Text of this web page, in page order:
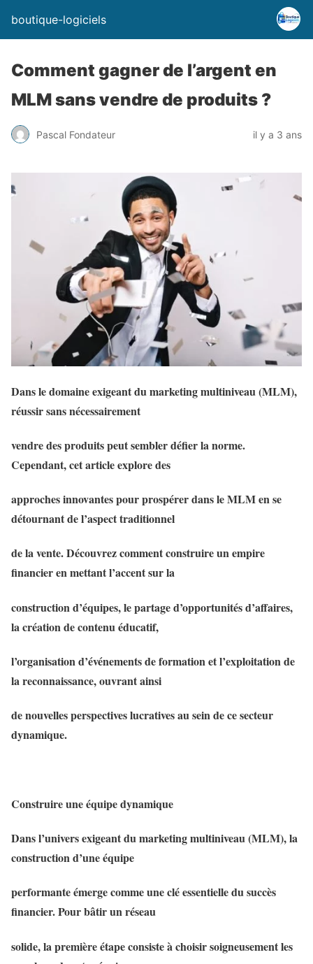
boutique-logiciels
Comment gagner de l’argent en
MLM sans vendre de produits ?
Pascal Fondateur il y a 3 ans
Dans le domaine exigeant du marketing multiniveau (MLM),
réussir sans nécessairement
vendre des produits peut sembler défier la norme.
Cependant, cet article explore des
approches innovantes pour prospérer dans le MLM en se
détournant de l’aspect traditionnel
de la vente. Découvrez comment construire un empire
financier en mettant l’accent sur la
construction d’équipes, le partage d’opportunités d’affaires,
la création de contenu éducatif,
l’organisation d’événements de formation et l’exploitation de
la reconnaissance, ouvrant ainsi
de nouvelles perspectives lucratives au sein de ce secteur
dynamique.
Construire une équipe dynamique
Dans l’univers exigeant du marketing multiniveau (MLM), la
construction d’une équipe
performante émerge comme une clé essentielle du succès
financier. Pour bâtir un réseau
solide, la première étape consiste à choisir soigneusement les